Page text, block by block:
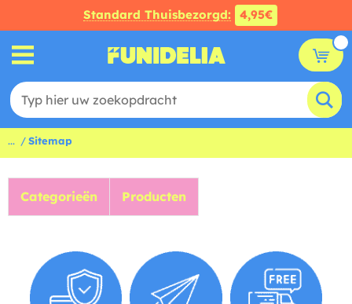
Standard Thuisbezorgd: 4,95€
... Sitemap
Categorieën Producten